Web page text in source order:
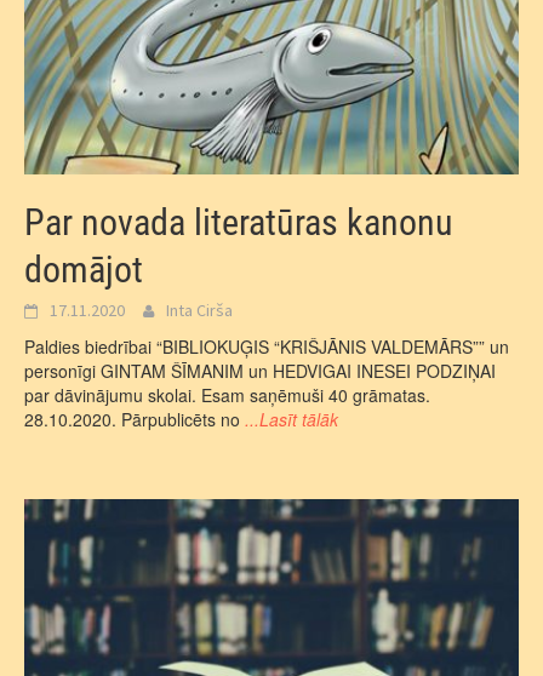
Par novada literatūras kanonu
domājot
17.11.2020 Inta Cirša
Paldies biedrībai “BIBLIOKUĢIS “KRIŠJĀNIS VALDEMĀRS”” un
personīgi GINTAM ŠĪMANIM un HEDVIGAI INESEI PODZIŅAI
par dāvinājumu skolai. Esam saņēmuši 40 grāmatas.
28.10.2020. Pārpublicēts no ...Lasīt tālāk